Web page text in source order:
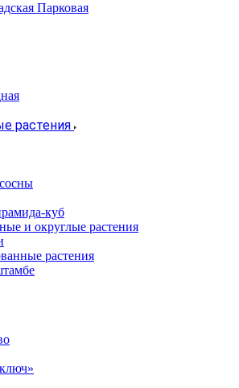
Парковая
растения
куб
и округлые растения
растения